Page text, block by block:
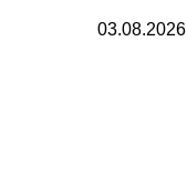
03.08.2026